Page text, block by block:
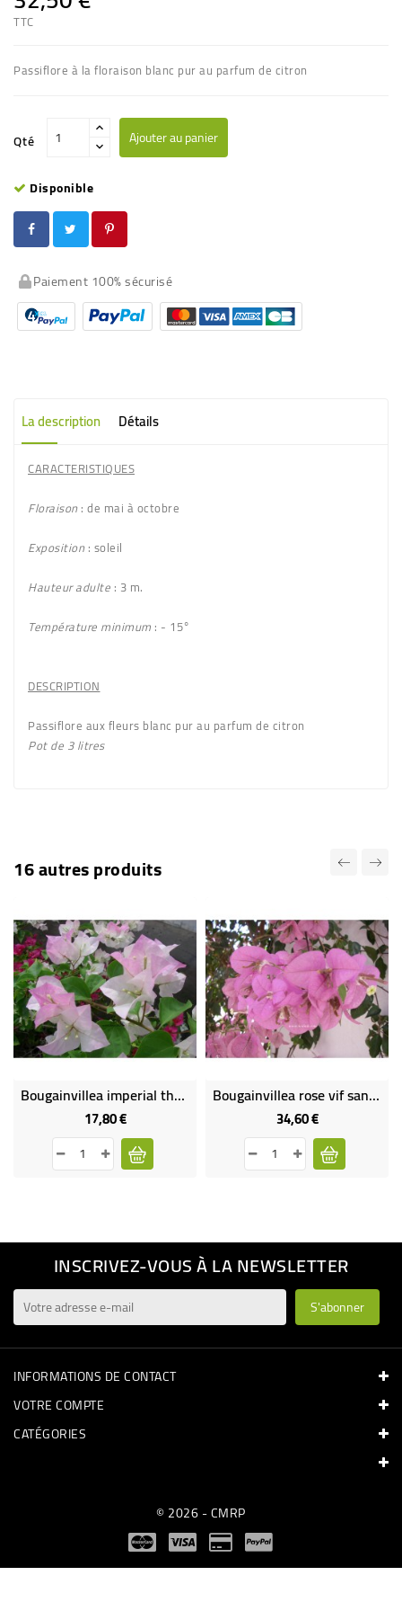
TTC
Passiflore à la floraison blanc pur au parfum de citron
Qté Ajouter au panier
Disponible
Paiement 100% sécurisé
La description Détails
CARACTERISTIQUES
Floraison: de mai à octobre
Exposition: soleil
Hauteur adulte : 3 m.
Température minimum : - 15°
DESCRIPTION
Passiflore aux fleurs blanc purau parfum de citron
Pot de 3 litres
16 autres produits
Bougainvillea imperial thai delight
17,80 €Prix
Bougainvillea rose vif san diego (lot de 2 plants)
34,60 €Prix
INSCRIVEZ-VOUS À LA NEWSLETTER
INFORMATIONS DE CONTACT
VOTRE COMPTE
CATÉGORIES
© 2026 - CMRP